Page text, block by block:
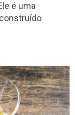
é uma